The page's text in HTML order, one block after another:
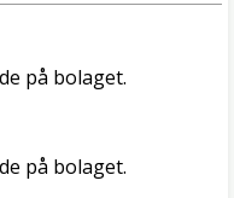
på bolaget.
på bolaget.